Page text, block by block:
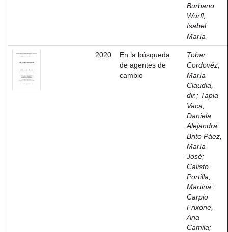
Burbano
Würfl,
Isabel
María
2020
En la búsqueda
de agentes de
cambio
Tobar
Cordovéz,
María
Claudia,
dir. ; Tapia
Vaca,
Daniela
Alejandra;
Brito Páez,
María
José;
Calisto
Portilla,
Martina;
Carpio
Frixone,
Ana
Camila;